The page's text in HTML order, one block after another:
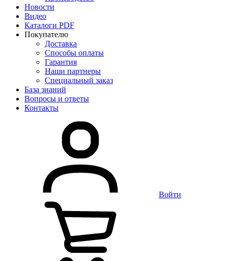
Новости
Видео
Каталоги PDF
Покупателю
Доставка
Способы оплаты
Гарантия
Наши партнеры
Специальный заказ
База знаний
Вопросы и ответы
Контакты
Войти